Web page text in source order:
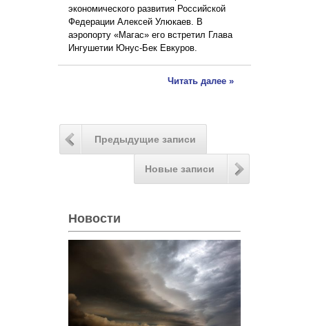
экономического развития Российской
Федерации Алексей Улюкаев. В
аэропорту «Магас» его встретил Глава
Ингушетии Юнус-Бек Евкуров.
Читать далее »
Предыдущие записи
Новые записи
Новости